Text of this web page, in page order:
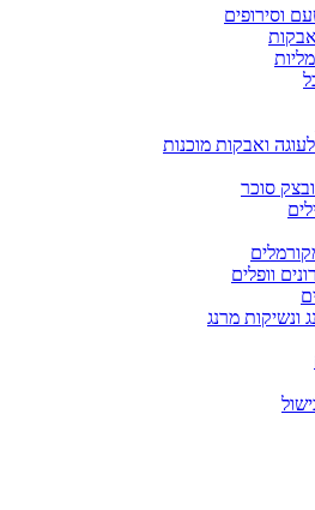
וסירופים
ואבקות מוכנות
סוכר
וופלים
ונשיקות מרנג